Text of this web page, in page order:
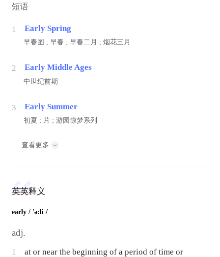
短语
1 Early Spring
早春图 ; 早春 ; 早春二月 ; 烟花三月
2 Early Middle Ages
中世纪前期
3 Early Summer
初夏 ; 片 ; 游园惊梦系列
查看更多
英英释义
early / 'ə:li /
adj.
1
at or near the beginning of a period of time or